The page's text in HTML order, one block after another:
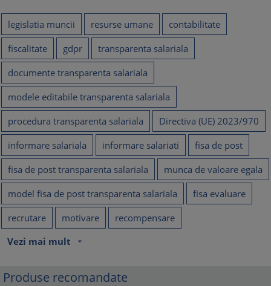
legislatia muncii resurse umane
contabilitate
fiscalitate
gdpr
transparenta salariala
documente transparenta salariala
modele editabile transparenta salariala
procedura transparenta salariala
Directiva (UE) 2023/970
informare salariala
informare salariati
fisa de post
fisa de post transparenta salariala
munca de valoare egala
model fisa de post transparenta salariala
fisa evaluare
recrutare
motivare
recompensare
Vezi mai mult
arrow_drop_down
Produse recomandate